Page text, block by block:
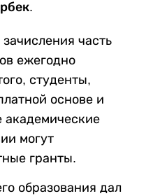
часть
ежегодно
студенты,
основе и
могут
гранты.
образования дал